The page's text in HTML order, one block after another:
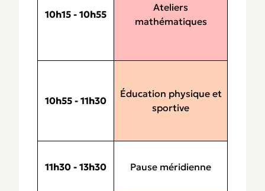
10h15 - 10h55
Ateliers
mathématiques
10h55 - 11h30
Éducation physique et
sportive
11h30 - 13h30 Pause méridienne